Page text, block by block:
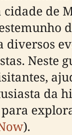
de
Neste
da
).